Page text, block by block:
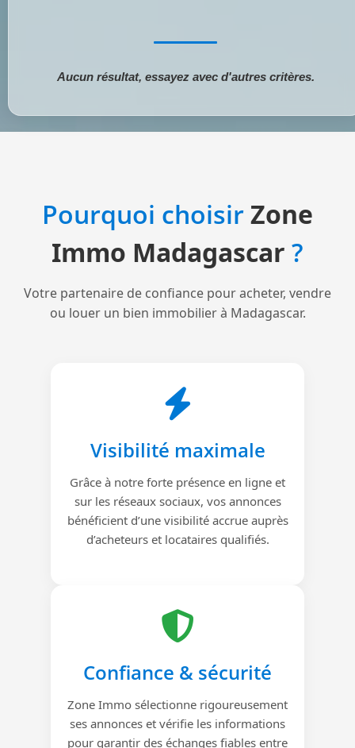
Aucun résultat, essayez avec d'autres critères.
Pourquoi choisirZone
Immo Madagascar ?
Votre partenaire de confiance pour acheter, vendre
ou louer un bien immobilier à Madagascar.
Visibilité maximale
Grâce à notre forte présence en ligne et
sur les réseaux sociaux, vos annonces
bénéficient d’une visibilité accrue auprès
d’acheteurs et locataires qualifiés.
Confiance & sécurité
Zone Immo sélectionne rigoureusement
ses annonces et vérifie les informations
pour garantir des échanges fiables entre